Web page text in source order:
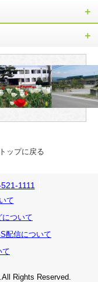
トップに戻る
1111
て
について
配信について
て
Rights Reserved.